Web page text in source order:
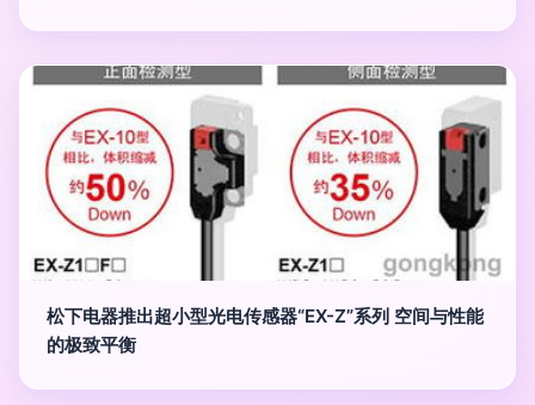
松下电器推出超小型光电传感器“EX-Z”系列 空间与性能
的极致平衡